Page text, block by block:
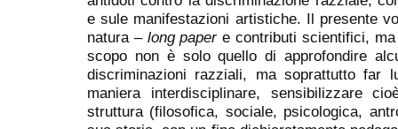
e sule manifestazioni artistiche. Il presente
natura – long papere contributi scientifici,
scopo non è solo quello di approfondire
discriminazioni razziali, ma soprattutto far
maniera interdisciplinare, sensibilizzare
struttura (filosofica, sociale, psicologica,